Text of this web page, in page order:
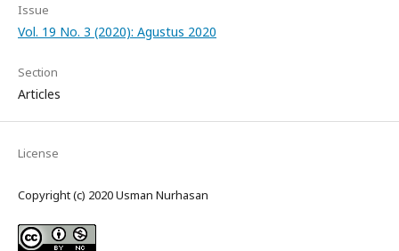
Issue
Vol. 19 No. 3 (2020): Agustus 2020
Section
Articles
License
Copyright (c) 2020 Usman Nurhasan